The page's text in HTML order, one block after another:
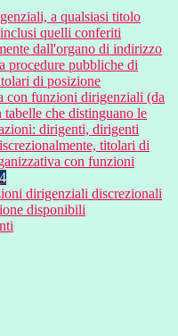
a qualsiasi titolo
quelli conferiti
dall'organo di indirizzo
procedure pubbliche di
di posizione
con funzioni dirigenziali (da
tabelle che distinguano le
dirigenti, dirigenti
titolari di
con funzioni
4
dirigenziali discrezionali
disponibili